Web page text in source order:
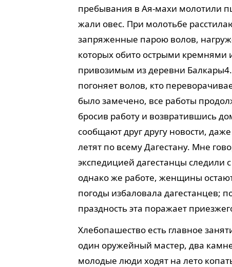
пребывания в Ая-махи молотили
жали овес. При молотьбе
запряженные парою волов,
которых обито острыми кремнями
привозимым из деревни Балкары4
погоняет волов, кто
было замечено, все работы
бросив работу и возвратившись
сообщают друг другу новости,
летят по всему Дагестану. Мне
экспедицией дагестанцы
однако же работе, женщины
погоды избаловала дагестанцев;
праздность эта поражает
Хлебопашество есть главное
один оружейный мастер, два
молодые люди ходят на лето